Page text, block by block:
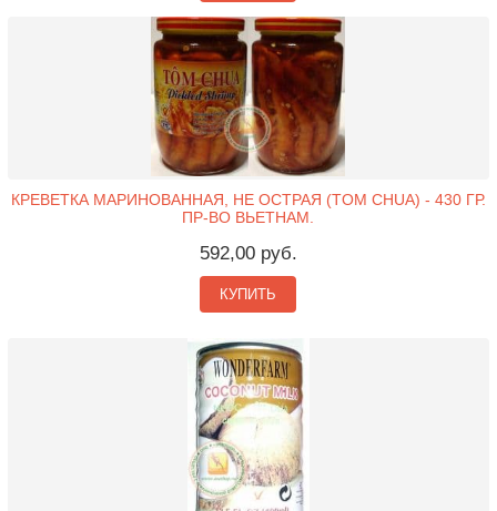
КРЕВЕТКА МАРИНОВАННАЯ, НЕ ОСТРАЯ (TOM CHUA) - 430 ГР.
ПР-ВО ВЬЕТНАМ.
592,00 руб.
КУПИТЬ